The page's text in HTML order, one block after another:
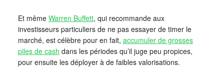
Et même Warren Buffett, qui recommande aux
investisseurs particuliers de ne pas essayer de timer le
marché, est célèbre pour en fait, accumuler de grosses
piles de cash dans les périodes qu’il juge peu propices,
pour ensuite les déployer à de faibles valorisations.